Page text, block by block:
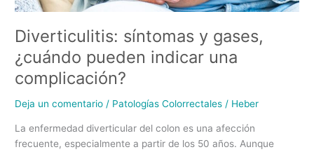
Diverticulitis: síntomas y gases,
¿cuándo pueden indicar una
complicación?
Deja un comentario / Patologías Colorrectales / Heber
La enfermedad diverticular del colon es una afección
frecuente, especialmente a partir de los 50 años. Aunque